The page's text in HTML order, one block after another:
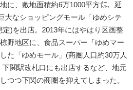
に、敷地面積約6万1000平方㍍、延
大なショッピングモール「ゆめシテ
定)を出店。2013年にはやはり区画整
野地区に、食品スーパー「ゆめマー
た「ゆめモール」(商圏人口約30万人
関駅改札口にも出店するなど、地元
つつ下関の商圏を抑えてしまった。